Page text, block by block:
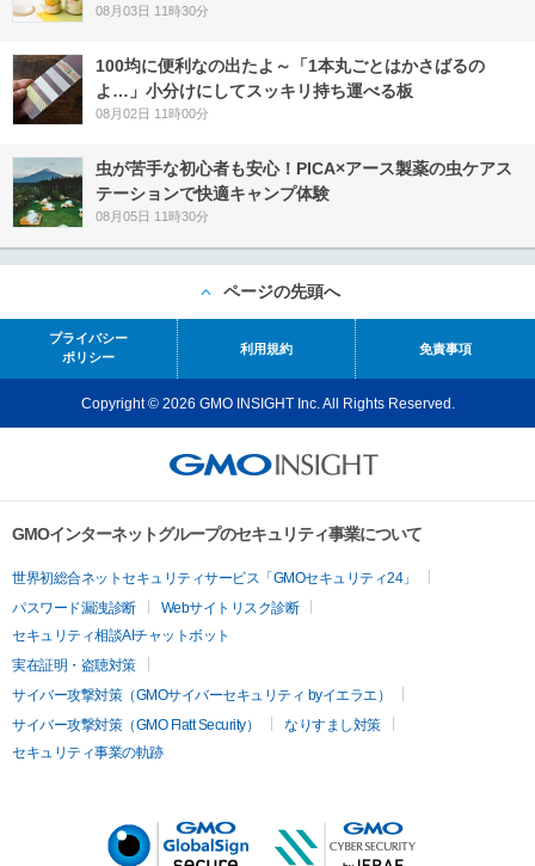
08月03日 11時30分
100均に便利なの出たよ～「1本丸ごとはかさばるの
よ…」小分けにしてスッキリ持ち運べる板
08月02日 11時00分
虫が苦手な初心者も安心！PICA×アース製薬の虫ケアス
テーションで快適キャンプ体験
08月05日 11時30分
ページの先頭へ
プライバシー
ポリシー
利用規約 免責事項
Copyright © 2026 GMO INSIGHT Inc. All Rights Reserved.
GMOインターネットグループのセキュリティ事業について
世界初総合ネットセキュリティサービス「GMOセキュリティ24」
パスワード漏洩診断
Webサイトリスク診断
セキュリティ相談AIチャットボット
実在証明・盗聴対策
サイバー攻撃対策（GMOサイバーセキュリティ byイエラエ）
サイバー攻撃対策（GMO Flatt Security）
なりすまし対策
セキュリティ事業の軌跡